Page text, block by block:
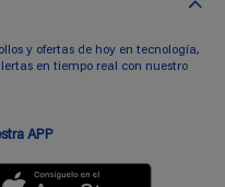
y ofertas de hoy en tecnología,
en tiempo real con nuestro
APP